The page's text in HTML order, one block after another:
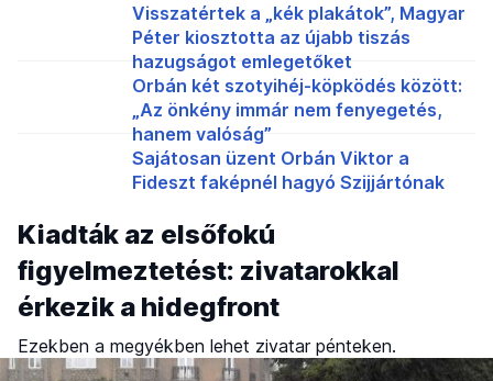
Visszatértek a „kék plakátok”, Magyar
Péter kiosztotta az újabb tiszás
hazugságot emlegetőket
Orbán két szotyihéj-köpködés között:
„Az önkény immár nem fenyegetés,
hanem valóság”
Sajátosan üzent Orbán Viktor a
Fideszt faképnél hagyó Szijjártónak
Kiadták az elsőfokú
figyelmeztetést: zivatarokkal
érkezik a hidegfront
Ezekben a megyékben lehet zivatar pénteken.